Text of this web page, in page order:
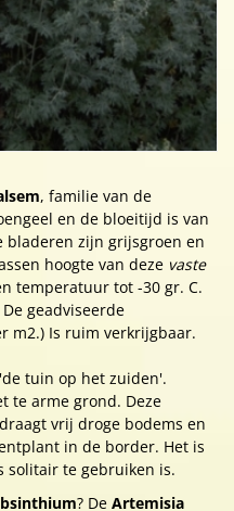
, familie van de
en de bloeitijd is van
bladeren zijn grijsgroen en
hoogte van deze vaste
temperatuur tot -30 gr. C.
geadviseerde
m2.) Is ruim verkrijgbaar.
tuin op het zuiden'.
te arme grond. Deze
vrij droge bodems en
in de border. Het is
solitair te gebruiken is.
? De Artemisia